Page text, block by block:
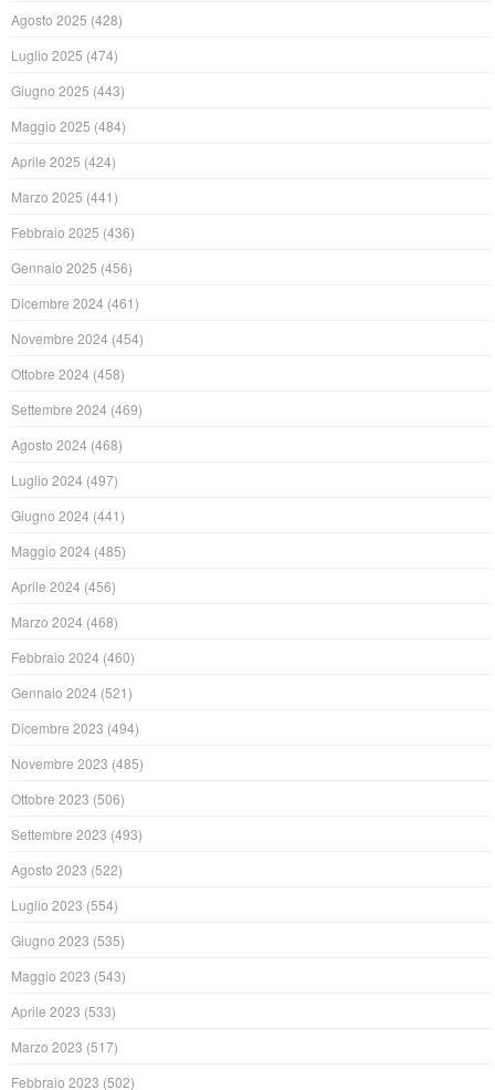
Agosto 2025 (428)
Luglio 2025 (474)
Giugno 2025 (443)
Maggio 2025 (484)
Aprile 2025 (424)
Marzo 2025 (441)
Febbraio 2025 (436)
Gennaio 2025 (456)
Dicembre 2024 (461)
Novembre 2024 (454)
Ottobre 2024 (458)
Settembre 2024 (469)
Agosto 2024 (468)
Luglio 2024 (497)
Giugno 2024 (441)
Maggio 2024 (485)
Aprile 2024 (456)
Marzo 2024 (468)
Febbraio 2024 (460)
Gennaio 2024 (521)
Dicembre 2023 (494)
Novembre 2023 (485)
Ottobre 2023 (506)
Settembre 2023 (493)
Agosto 2023 (522)
Luglio 2023 (554)
Giugno 2023 (535)
Maggio 2023 (543)
Aprile 2023 (533)
Marzo 2023 (517)
Febbraio 2023 (502)